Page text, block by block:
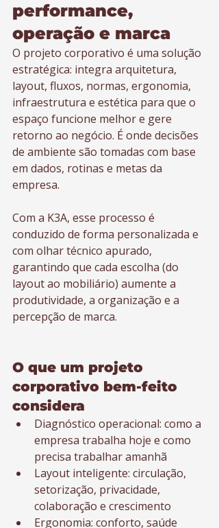
performance,
operação e marca
O projeto corporativo é uma solução
estratégica: integra arquitetura,
layout, fluxos, normas, ergonomia,
infraestrutura e estética para que o
espaço funcione melhor e gere
retorno ao negócio. É onde decisões
de ambiente são tomadas com base
em dados, rotinas e metas da
empresa.
Com a K3A, esse processo é
conduzido de forma personalizada e
com olhar técnico apurado,
garantindo que cada escolha (do
layout ao mobiliário) aumente a
produtividade, a organização e a
percepção de marca.
O que um projeto
corporativo bem-feito
considera
Diagnóstico operacional: como a
empresa trabalha hoje e como
precisa trabalhar amanhã
Layout inteligente: circulação,
setorização, privacidade,
colaboração e crescimento
Ergonomia: conforto, saúde